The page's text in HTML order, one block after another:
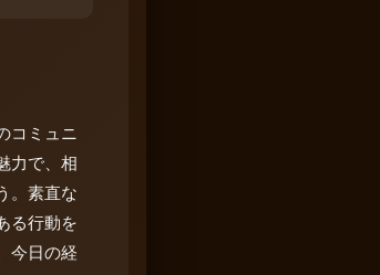
コミュニ
力で、相
。素直な
る行動を
今日の経